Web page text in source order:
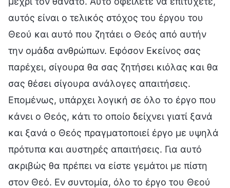
αυτός είναι ο τελικός στόχος του έργου του
Θεού και αυτό που ζητάει ο Θεός από αυτήν
την ομάδα ανθρώπων. Εφόσον Εκείνος σας
παρέχει, σίγουρα θα σας ζητήσει κιόλας και θα
σας θέσει σίγουρα ανάλογες απαιτήσεις.
Επομένως, υπάρχει λογική σε όλο το έργο που
κάνει ο Θεός, κάτι το οποίο δείχνει γιατί ξανά
και ξανά ο Θεός πραγματοποιεί έργο με υψηλά
πρότυπα και αυστηρές απαιτήσεις. Για αυτό
ακριβώς θα πρέπει να είστε γεμάτοι με πίστη
στον Θεό. Εν συντομία, όλο το έργο του Θεού